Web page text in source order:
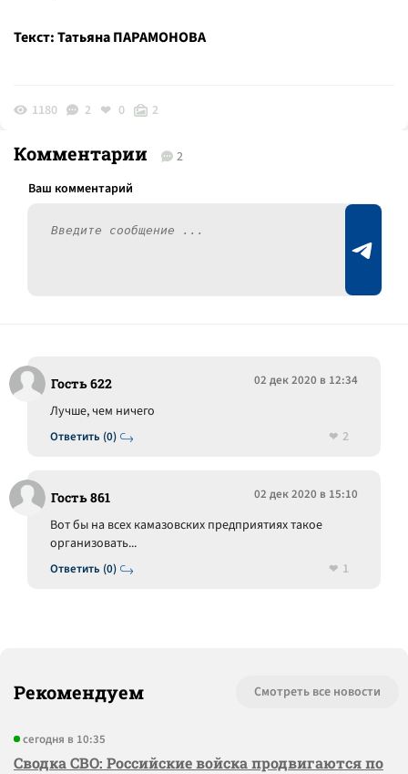
Текст: Татьяна ПАРАМОНОВА
1180 2 0 2
Комментарии 2
Гость 622 02 дек 2020 в 12:34
Ответить (0)
Лучше, чем ничего
2
Гость 861 02 дек 2020 в 15:10
Ответить (0)
Вот бы на всех камазовских предприятиях такое
организовать...
1
Рекомендуем Смотреть все новости
сегодня в 10:35
Сводка СВО: Российские войска продвигаются по